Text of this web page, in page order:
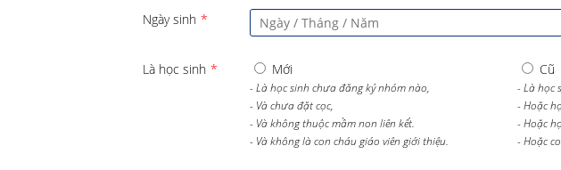
Ngày sinh *
Là học sinh * Mới
- Là học sinh chưa đăng ký nhóm nào,
- Và chưa đặt cọc,
- Và không thuộc mầm non liên kết.
- Và không là con cháu giáo viên giới thiệu.
Cũ
- Là học
- Hoặc
- Hoặc
- Hoặc